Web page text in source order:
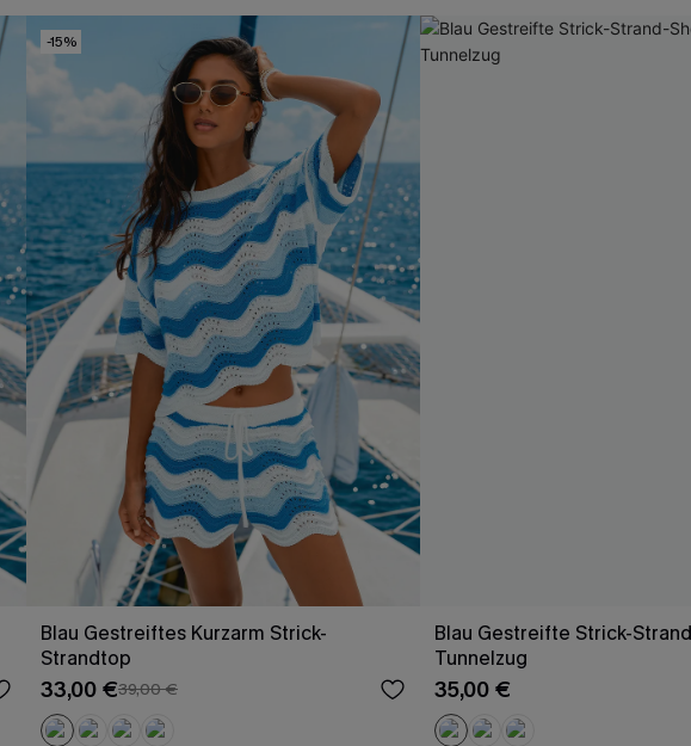
-15%
Blau Gestreiftes Kurzarm Strick-
Strandtop
33,00 €39,00 €
Blau Gestreifte Strick-
Tunnelzug
35,00 €